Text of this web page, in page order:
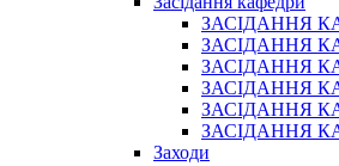
ЗАСІДАННЯ
ЗАСІДАННЯ
ЗАСІДАННЯ
ЗАСІДАННЯ
ЗАСІДАННЯ
ЗАСІДАННЯ
Заходи